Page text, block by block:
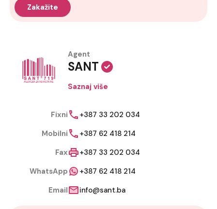
Agent
SANT
Saznaj više
Fixni
+387 33 202 034
Mobilni
+387 62 418 214
Fax
+387 33 202 034
WhatsApp
+387 62 418 214
Email
info@sant.ba